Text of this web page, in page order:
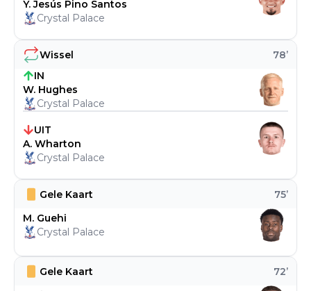
Gele Kaart 72’
Gele Kaart 75’
M. Guehi
Crystal Palace
Wissel 78’
IN
W. Hughes
Crystal Palace
UIT
A. Wharton
Crystal Palace
Y. Jesús Pino Santos
Crystal Palace